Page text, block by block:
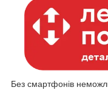
Без смартфонів